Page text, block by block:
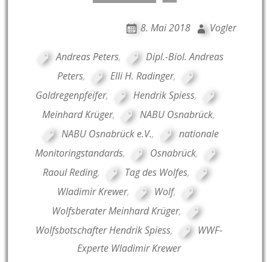
8. Mai 2018 Vogler
Andreas Peters,
Dipl.-Biol. Andreas
Peters, Elli H. Radinger,
Goldregenpfeifer, Hendrik Spiess,
Meinhard Krüger, NABU Osnabrück,
NABU Osnabrück e.V.,
nationale
Monitoringstandards, Osnabrück,
Raoul Reding, Tag des Wolfes,
Wladimir Krewer, Wolf,
Wolfsberater Meinhard Krüger,
Wolfsbotschafter Hendrik Spiess,
WWF-
Experte Wladimir Krewer